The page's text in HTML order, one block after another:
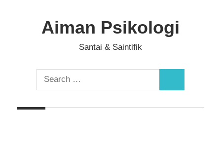
contentAiman Psikologi
Santai & Saintifik
Search
for: